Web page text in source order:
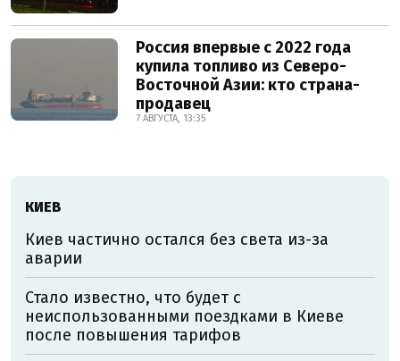
Россия впервые с 2022 года
купила топливо из Северо-
Восточной Азии: кто страна-
продавец
7 АВГУСТА, 13:35
КИЕВ
Киев частично остался без света из-за
аварии
Стало известно, что будет с
неиспользованными поездками в Киеве
после повышения тарифов